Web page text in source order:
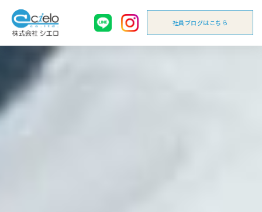
社員ブログはこちら